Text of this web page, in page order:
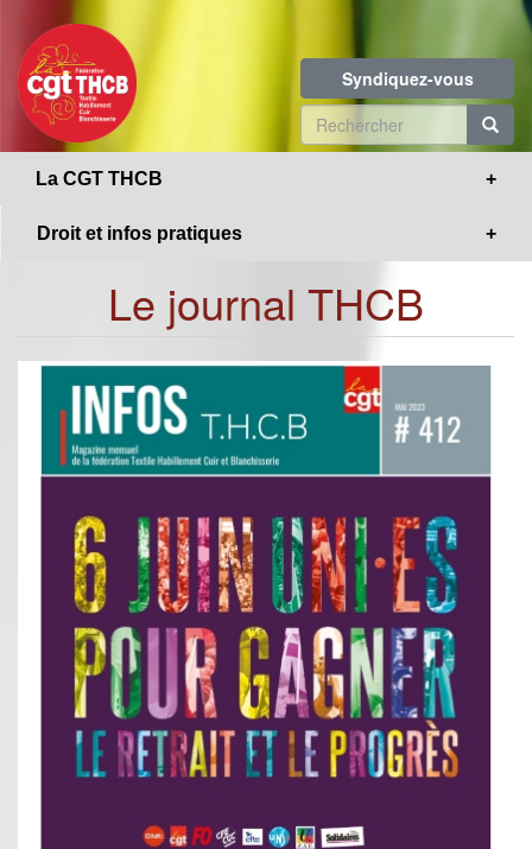
contenu
principal
Syndiquez-vous
Formulaire
de
La CGT THCB
Droit et infos pratiques
Le journal THCB